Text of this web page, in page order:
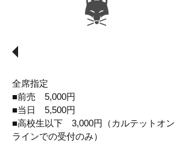
​全席指定
■前売 5,000円
■当日 5,500円
■高校生以下 3,000円（カルテットオン
ラインでの受付のみ）